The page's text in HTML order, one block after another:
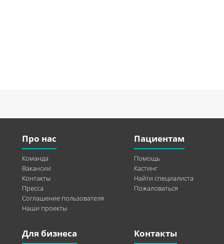
Про нас
Команда
Вакансии
Контакты
Пресса
Соглашение пользователя
Наши проекты
Пациентам
Помощь
Кастинг
Найти специалиста
Пожаловаться
Для бизнеса Контакты